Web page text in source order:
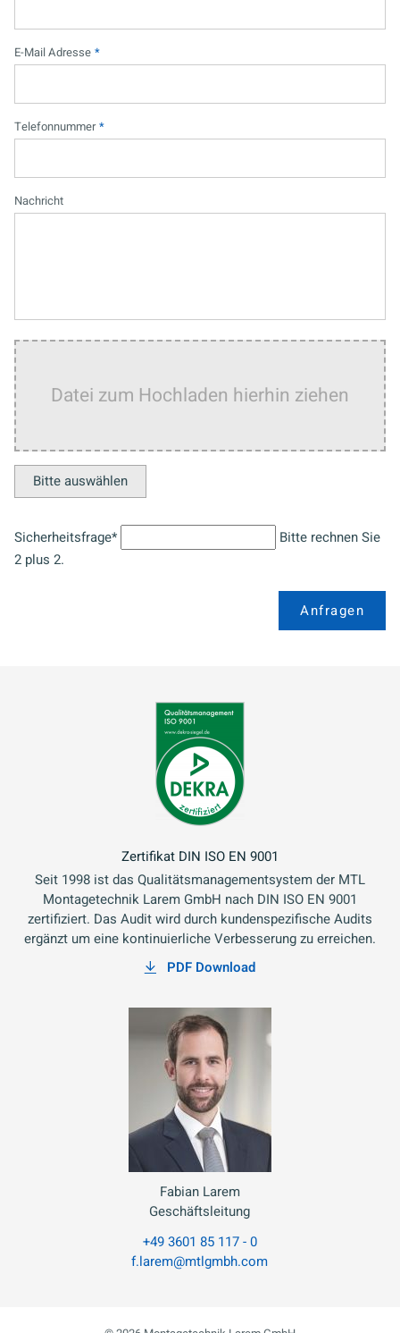
E-Mail Adresse *
Telefonnummer *
Nachricht
Datei zum Hochladen hierhin ziehen
Bitte auswählen
Sicherheitsfrage*
Bitte rechnen Sie
2 plus 2.
Anfragen
Zertifikat DIN ISO EN 9001
Seit 1998 ist das Qualitätsmanagementsystem der MTL
Montagetechnik Larem GmbH nach DIN ISO EN 9001
zertifiziert. Das Audit wird durch kundenspezifische Audits
ergänzt um eine kontinuierliche Verbesserung zu erreichen.
PDF Download
Fabian Larem
Geschäftsleitung
+49 3601 85 117 - 0
f.larem@mtlgmbh.com